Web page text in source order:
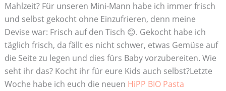
Mahlzeit? Für unseren Mini-Mann habe ich immer frisch
und selbst gekocht ohne Einzufrieren, denn meine
Devise war: Frisch auf den Tisch 😊. Gekocht habe ich
täglich frisch, da fällt es nicht schwer, etwas Gemüse auf
die Seite zu legen und dies fürs Baby vorzubereiten. Wie
seht ihr das? Kocht ihr für eure Kids auch selbst?Letzte
Woche habe ich euch die neuen HiPP BIO Pasta